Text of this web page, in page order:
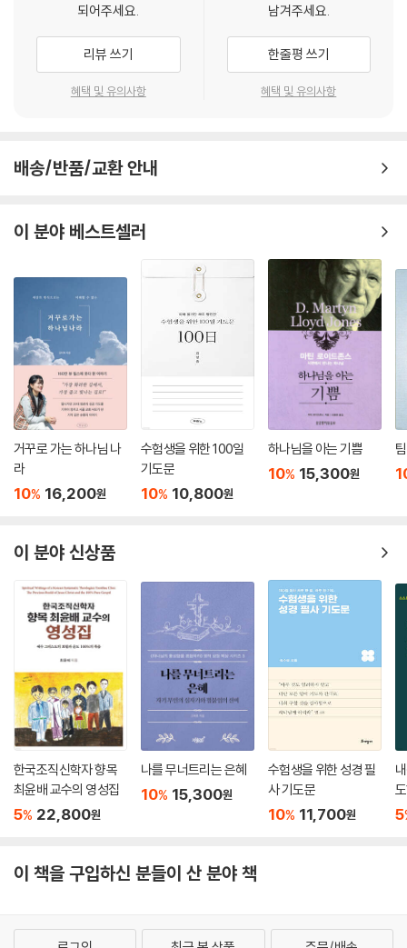
2) 신앙적 포용성이 충분하다.
보수적인 신앙이나 진보적인 신앙, 중도적인 어느 좌표의 신앙 등과 상관
없이 모든 신앙적 입장에서 활용할 수 있다.
3) 목회적 다양성을 펼칠 수 있다.
■ 『동네세메줄성경』 구성
성경 전체를 구약 7권, 신약 3권으로 나누어 모두 10권으로 구성했다. 1권
부터 차례로 사용하거나 신약부터 시작하거나, 또는 어떤 책을 선택해서
먼저 사용해도 상관이 없다.
2) 100개의 덩어리로 구분
창세기부터 요한계시록까지의 내용을 전체적인 흐름에 따라 100개의 덩
어리로 구분돼 있다.
다. 이 구분은 보다 깊은 성경 연구를 위한 것이다.
■ 『동네세메줄성경』 활용 방법
1) 묵상 분량
하루에 한 면씩(추천)
2) 진행
히 읽으며 주요 단어나 표현에 동그라미, 네모, 세모 등으로 표시→오른쪽
빈 면에 묵상한 내용 자유롭게 기록→묵상 가운데 자신의 삶, 가정과 교회,
사회와 오늘의 세계에서 실천해야 할 일들을 구체적으로 기록
3) 말씀 묵상 시 주의점
― 분량이나 횟수를 중심 목표로 삼는 것
― 다른 사람과 경쟁하며 앞서려는 것
― 교회나 단체를 효율적으로 이끌어가는 수단으로 써먹는 것
― 성경이나 그에 근거한 신학적 지식의 깊이와 탁월함으로 자기 존재를
드러내는 것
되어주세요.
리뷰 쓰기
혜택 및 유의사항
남겨주세요.
한줄평 쓰기
혜택 및 유의사항
배송/반품/교환 안내
이 분야 베스트셀러
거꾸로 가는 하나님 나
라
10% 16,200원
수험생을 위한 100일
기도문
10% 10,800원
하나님을 아는 기쁨
10% 15,300원
이 분야 신상품
한국조직신학자 향목
최윤배 교수의 영성집
5% 22,800원
나를 무너트리는 은혜
10% 15,300원
수험생을 위한 성경 필
사 기도문
10% 11,700원
문
5
이 책을 구입하신 분들이 산 분야 책